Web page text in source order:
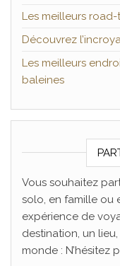
Les meilleurs
Découvrez
Les meilleurs
baleines
Vous souhaitez
solo, en famille ou
expérience de
destination, un
monde : N’hésitez